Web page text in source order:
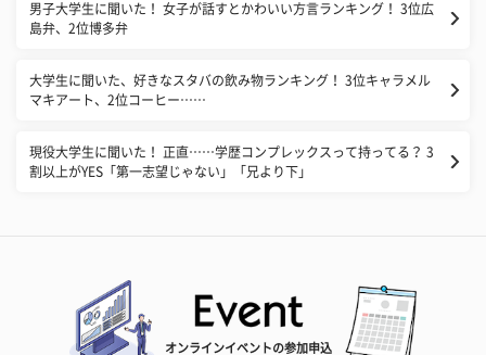
男子大学生に聞いた！ 女子が話すとかわいい方言ランキング！ 3位広
島弁、2位博多弁
大学生に聞いた、好きなスタバの飲み物ランキング！ 3位キャラメル
マキアート、2位コーヒー……
現役大学生に聞いた！ 正直……学歴コンプレックスって持ってる？ 3
割以上がYES「第一志望じゃない」「兄より下」
オンラインイベントの参加申込